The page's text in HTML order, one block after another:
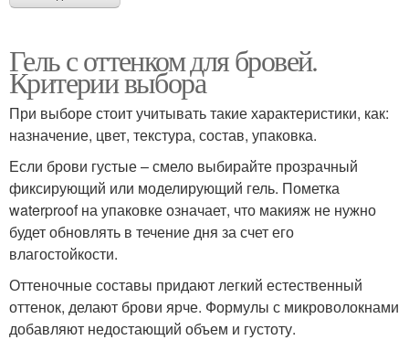
Гель с оттенком для бровей.
Критерии выбора
При выборе стоит учитывать такие характеристики, как:
назначение, цвет, текстура, состав, упаковка.
Если брови густые – смело выбирайте прозрачный
фиксирующий или моделирующий гель. Пометка
waterproof на упаковке означает, что макияж не нужно
будет обновлять в течение дня за счет его
влагостойкости.
Оттеночные составы придают легкий естественный
оттенок, делают брови ярче. Формулы с микроволокнами
добавляют недостающий объем и густоту.